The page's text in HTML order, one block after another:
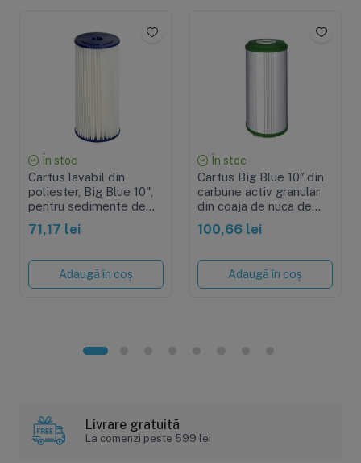
În stoc
Cartus lavabil din
poliester, Big Blue 10",
pentru sedimente de
20 microni
71,17 lei
Adaugă în coș
În stoc
Cartus Big Blue 10″ din
carbune activ granular
din coaja de nuca de
cocos cu KDF
100,66 lei
Adaugă în coș
Livrare gratuită
La comenzi peste 599 lei